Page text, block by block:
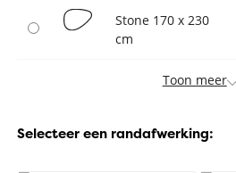
Stone 170 x 230
cm
Toon meer
Selecteer een randafwerking: